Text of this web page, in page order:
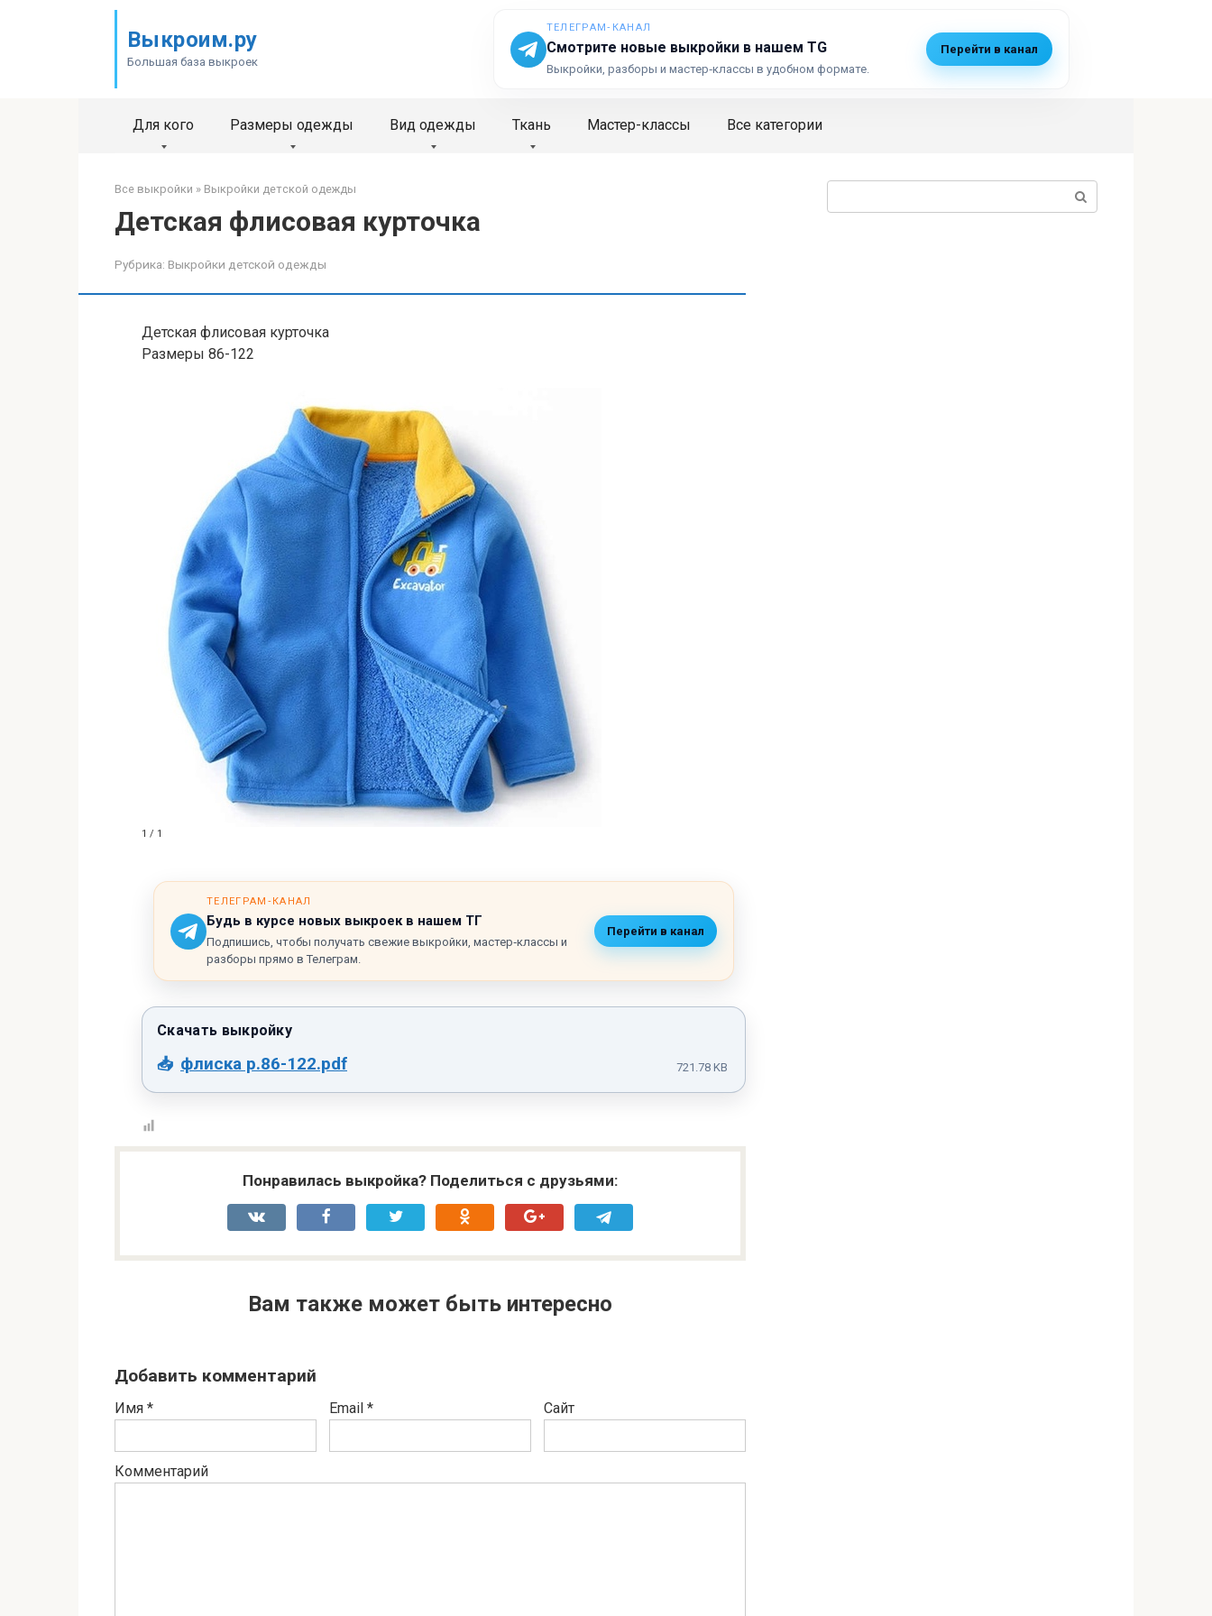
Выкроим.ру
Большая база выкроек
ТЕЛЕГРАМ‑КАНАЛ
Смотрите новые выкройки в нашем TG
Выкройки, разборы и мастер‑классы в удобном формате.
Перейти в канал
Для кого Размеры одежды Вид одежды Ткань Мастер-классы Все категории
Все выкройки » Выкройки детской одежды
Детская флисовая курточка
Рубрика: Выкройки детской одежды
Детская флисовая курточка
Размеры 86-122
1 / 1
ТЕЛЕГРАМ‑КАНАЛ
Будь в курсе новых выкроек в нашем ТГ
Подпишись, чтобы получать свежие выкройки, мастер‑классы и
разборы прямо в Телеграм.
Перейти в канал
флиска р.86-122.pdf 721.78 KB
Понравилась выкройка? Поделиться с друзьями:
Вам также может быть интересно
Добавить комментарий
Имя * Email * Сайт
Комментарий